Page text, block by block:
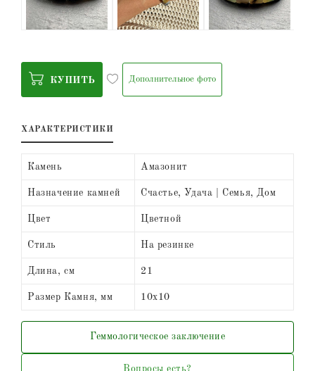
КУПИТЬ Дополнительное фото
ХАРАКТЕРИСТИКИ
Камень Амазонит
Назначение камней Счастье, Удача | Семья, Дом
Цвет Цветной
Стиль На резинке
Длина, см 21
Размер Камня, мм 10х10
Геммологическое заключение
Вопросы есть?